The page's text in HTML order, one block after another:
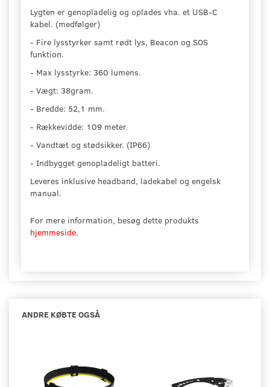
Lygten er genopladelig og oplades vha. et USB-C
kabel. (medfølger)
- Fire lysstyrker samt rødt lys, Beacon og SOS
funktion.
- Max lysstyrke: 360 lumens.
- Vægt: 38gram.
- Bredde: 52,1 mm.
- Rækkevidde: 109 meter.
- Vandtæt og stødsikker. (IP66)
- Indbygget genopladeligt batteri.
Leveres inklusive headband, ladekabel og engelsk
manual.
For mere information, besøg dette produkts
hjemmeside.
ANDRE KØBTE OGSÅ